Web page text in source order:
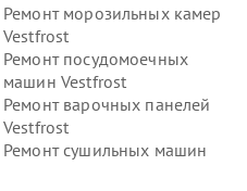
Ремонт морозильных камер
Vestfrost
Ремонт посудомоечных
машин Vestfrost
Ремонт варочных панелей
Vestfrost
Ремонт сушильных машин